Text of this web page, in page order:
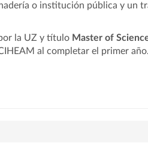
o institución pública y un
la UZ y título Master of
al completar el primer año.